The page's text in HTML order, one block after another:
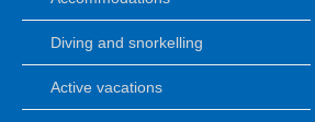
Diving and snorkelling
Active vacations